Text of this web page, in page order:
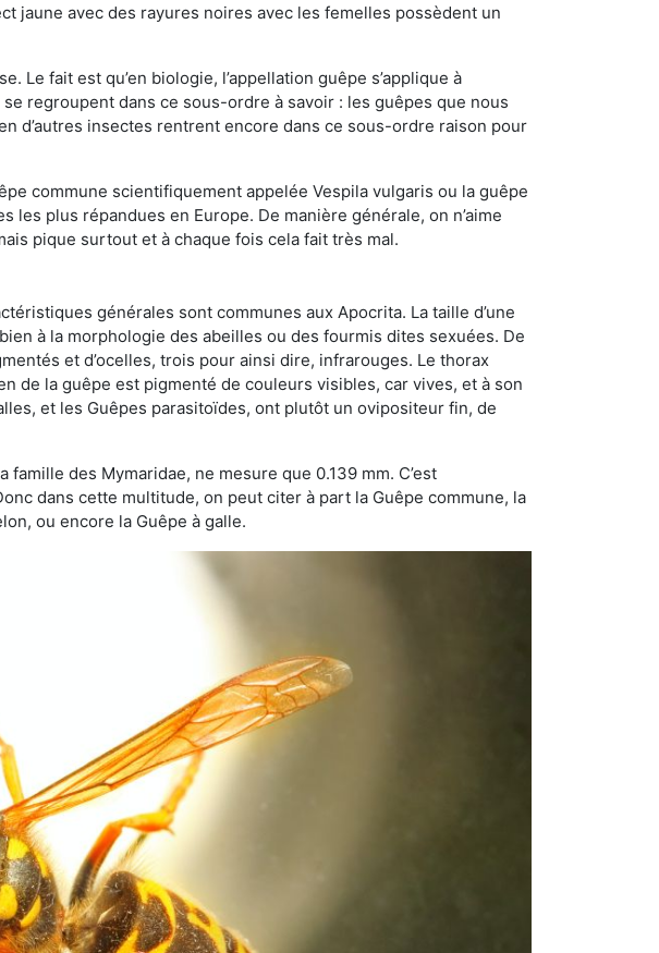
jaune avec des rayures noires avec les femelles possèdent un
fait est qu’en biologie, l’appellation guêpe s’applique à
regroupent dans ce sous-ordre à savoir : les guêpes que nous
d’autres insectes rentrent encore dans ce sous-ordre raison pour
commune scientifiquement appelée Vespila vulgaris ou la guêpe
les plus répandues en Europe. De manière générale, on n’aime
pique surtout et à chaque fois cela fait très mal.
générales sont communes aux Apocrita. La taille d’une
à la morphologie des abeilles ou des fourmis dites sexuées. De
et d’ocelles, trois pour ainsi dire, infrarouges. Le thorax
de la guêpe est pigmenté de couleurs visibles, car vives, et à son
et les Guêpes parasitoïdes, ont plutôt un ovipositeur fin, de
des Mymaridae, ne mesure que 0.139 mm. C’est
dans cette multitude, on peut citer à part la Guêpe commune, la
ou encore la Guêpe à galle.